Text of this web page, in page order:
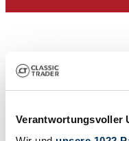
Verantwortungsvoller